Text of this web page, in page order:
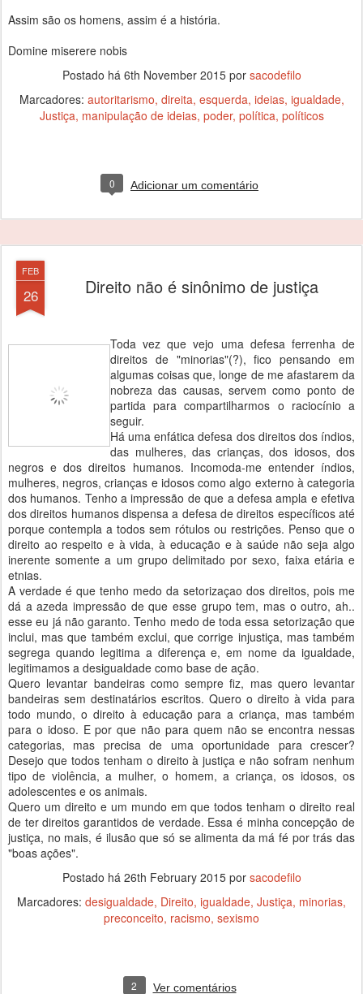
Assim são os homens, assim é a história.
Domine miserere nobis
Postado há 6th November 2015por sacodefilo
Marcadores: autoritarismo direita esquerda ideias igualdade
Justiça manipulação de ideias poder política políticos
0 Adicionar um comentário
FEB
26 Direito não é sinônimo de justiça
Toda vez que vejo uma defesa ferrenha de
direitos de "minorias"(?), fico pensando em
algumas coisas que, longe de me afastarem da
nobreza das causas, servem como ponto de
partida para compartilharmos o raciocínio a
seguir.
Há uma enfática defesa dos direitos dos índios,
das mulheres, das crianças, dos idosos, dos
negros e dos direitos humanos. Incomoda-me entender índios,
mulheres, negros, crianças e idosos como algo externo à categoria
dos humanos. Tenho a impressão de que a defesa ampla e efetiva
dos direitos humanos dispensa a defesa de direitos específicos até
porque contempla a todos sem rótulos ou restrições. Penso que o
direito ao respeito e à vida, à educação e à saúde não seja algo
inerente somente a um grupo delimitado por sexo, faixa etária e
etnias.
A verdade é que tenho medo da setorizaçao dos direitos, pois me
dá a azeda impressão de que esse grupo tem, mas o outro, ah..
esse eu já não garanto. Tenho medo de toda essa setorização que
inclui, mas que também exclui, que corrige injustiça, mas também
segrega quando legitima a diferença e, em nome da igualdade,
legitimamos a desigualdade como base de ação.
Quero levantar bandeiras como sempre fiz, mas quero levantar
bandeiras sem destinatários escritos. Quero o direito à vida para
todo mundo, o direito à educação para a criança, mas também
para o idoso. E por que não para quem não se encontra nessas
categorias, mas precisa de uma oportunidade para crescer?
Desejo que todos tenham o direito à justiça e não sofram nenhum
tipo de violência, a mulher, o homem, a criança, os idosos, os
adolescentes e os animais.
Quero um direito e um mundo em que todos tenham o direito real
de ter direitos garantidos de verdade. Essa é minha concepção de
justiça, no mais, é ilusão que só se alimenta da má fé por trás das
"boas ações".
Postado há 26th February 2015por sacodefilo
Marcadores: desigualdade Direito igualdade Justiça minorias
preconceito racismo sexismo
2 Ver comentários